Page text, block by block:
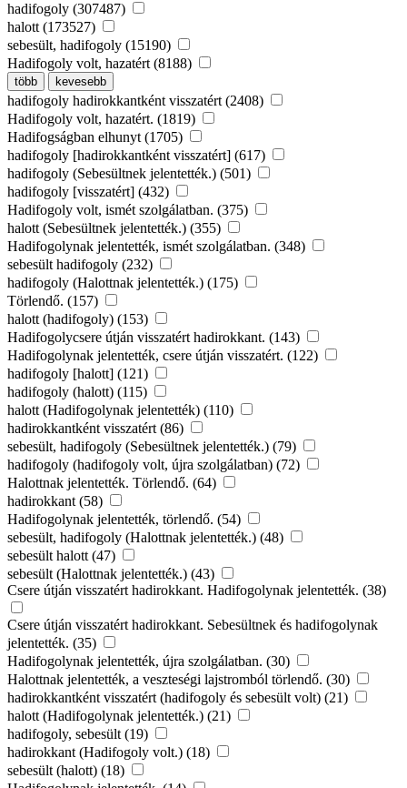
hadifogoly (307487)
halott (173527)
sebesült, hadifogoly (15190)
Hadifogoly volt, hazatért (8188)
több kevesebb
hadifogoly hadirokkantként visszatért (2408)
Hadifogoly volt, hazatért. (1819)
Hadifogságban elhunyt (1705)
hadifogoly [hadirokkantként visszatért] (617)
hadifogoly (Sebesültnek jelentették.) (501)
hadifogoly [visszatért] (432)
Hadifogoly volt, ismét szolgálatban. (375)
halott (Sebesültnek jelentették.) (355)
Hadifogolynak jelentették, ismét szolgálatban. (348)
sebesült hadifogoly (232)
hadifogoly (Halottnak jelentették.) (175)
Törlendő. (157)
halott (hadifogoly) (153)
Hadifogolycsere útján visszatért hadirokkant. (143)
Hadifogolynak jelentették, csere útján visszatért. (122)
hadifogoly [halott] (121)
hadifogoly (halott) (115)
halott (Hadifogolynak jelentették) (110)
hadirokkantként visszatért (86)
sebesült, hadifogoly (Sebesültnek jelentették.) (79)
hadifogoly (hadifogoly volt, újra szolgálatban) (72)
Halottnak jelentették. Törlendő. (64)
hadirokkant (58)
Hadifogolynak jelentették, törlendő. (54)
sebesült, hadifogoly (Halottnak jelentették.) (48)
sebesült halott (47)
sebesült (Halottnak jelentették.) (43)
Csere útján visszatért hadirokkant. Hadifogolynak jelentették. (38)
Csere útján visszatért hadirokkant. Sebesültnek és hadifogolynak
jelentették. (35)
Hadifogolynak jelentették, újra szolgálatban. (30)
Halottnak jelentették, a veszteségi lajstromból törlendő. (30)
hadirokkantként visszatért (hadifogoly és sebesült volt) (21)
halott (Hadifogolynak jelentették.) (21)
hadifogoly, sebesült (19)
hadirokkant (Hadifogoly volt.) (18)
sebesült (halott) (18)